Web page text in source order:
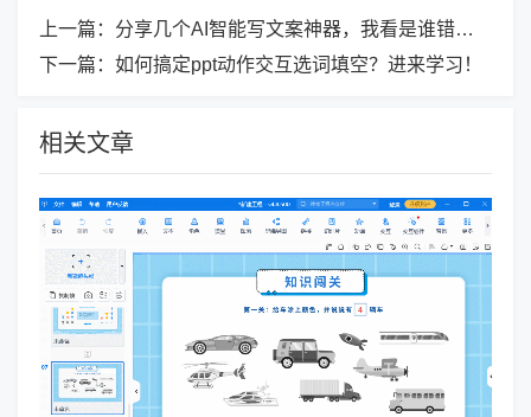
上一篇： 分享几个AI智能写文案神器，我看是谁错过了！
下一篇： 如何搞定ppt动作交互选词填空？进来学习！
相关文章